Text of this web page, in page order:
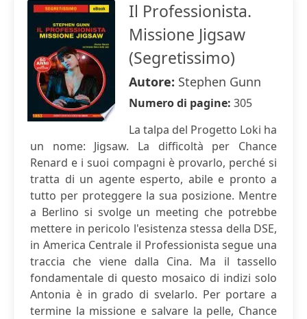
Il Professionista.
Missione Jigsaw
(Segretissimo)
Autore: Stephen Gunn
Numero di pagine: 305
La talpa del Progetto Loki ha
un nome: Jigsaw. La difficoltà per Chance
Renard e i suoi compagni è provarlo, perché si
tratta di un agente esperto, abile e pronto a
tutto per proteggere la sua posizione. Mentre
a Berlino si svolge un meeting che potrebbe
mettere in pericolo l'esistenza stessa della DSE,
in America Centrale il Professionista segue una
traccia che viene dalla Cina. Ma il tassello
fondamentale di questo mosaico di indizi solo
Antonia è in grado di svelarlo. Per portare a
termine la missione e salvare la pelle, Chance